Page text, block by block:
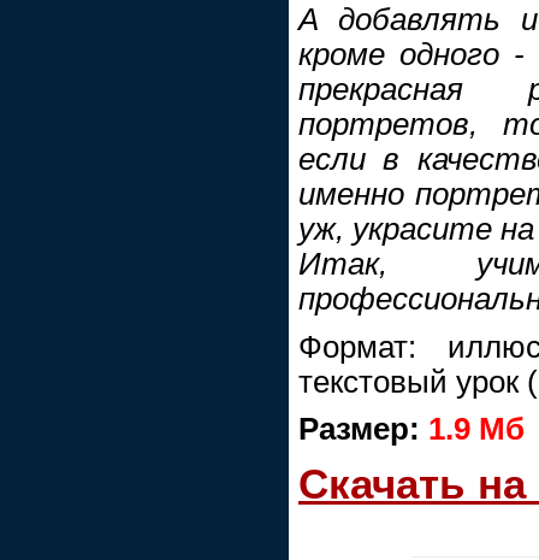
А добавлять
кроме одного
портретов,
если в
именно
уж, украсите на
Итак,
Формат:
текстовый урок
Размер: 1.9 Мб
Скачать